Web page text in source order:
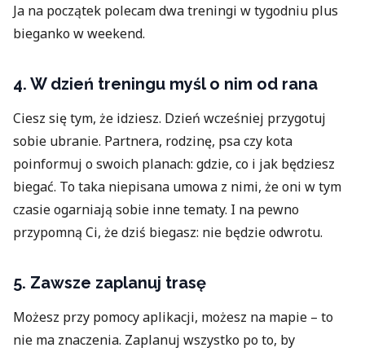
Ja na początek polecam dwa treningi w tygodniu plus
bieganko w weekend.
4. W dzień treningu myśl o nim od rana
Ciesz się tym, że idziesz. Dzień wcześniej przygotuj
sobie ubranie. Partnera, rodzinę, psa czy kota
poinformuj o swoich planach: gdzie, co i jak będziesz
biegać. To taka niepisana umowa z nimi, że oni w tym
czasie ogarniają sobie inne tematy. I na pewno
przypomną Ci, że dziś biegasz: nie będzie odwrotu.
5. Zawsze zaplanuj trasę
Możesz przy pomocy aplikacji, możesz na mapie – to
nie ma znaczenia. Zaplanuj wszystko po to, by